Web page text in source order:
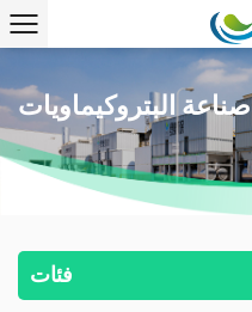
صناعة البتروكيماويات
فئات